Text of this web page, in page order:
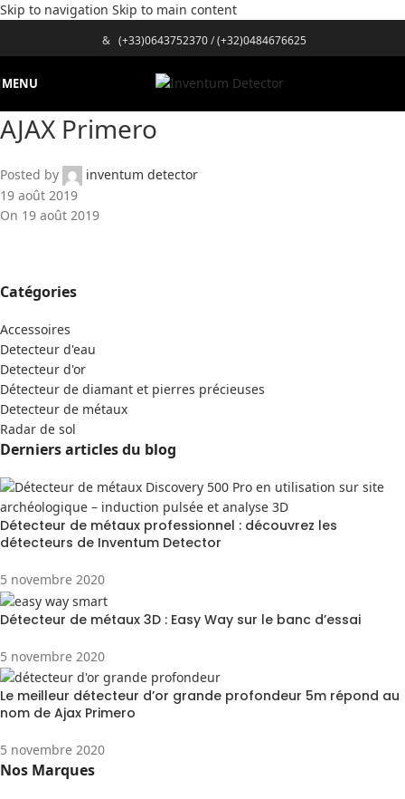
Skip to navigation Skip to main content
& (+33)0643752370/(+32)0484676625
MENU
AJAX Primero
Posted by
inventum detector
19 août 2019
On 19 août 2019
Catégories
Accessoires
Detecteur d'eau
Detecteur d'or
Détecteur de diamant et pierres précieuses
Detecteur de métaux
Radar de sol
Derniers articles du blog
Détecteur de métaux professionnel : découvrez les
détecteurs de Inventum Detector
5 novembre 2020
Détecteur de métaux 3D : Easy Way sur le banc d’essai
5 novembre 2020
Le meilleur détecteur d’or grande profondeur 5m répond au
nom de Ajax Primero
5 novembre 2020
Nos Marques